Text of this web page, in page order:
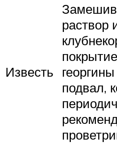
Известь
раствор
подвал,